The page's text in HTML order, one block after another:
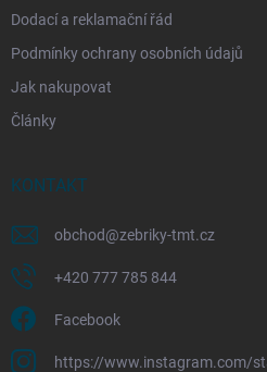
Dodací a reklamační řád
Podmínky ochrany osobních údajů
Jak nakupovat
Články
KONTAKT
obchod@zebriky-tmt.cz
+420 777 785 844
Facebook
https://www.instagram.com/